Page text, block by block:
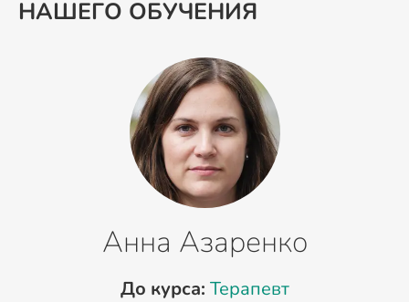
НАШЕГО ОБУЧЕНИЯ
Анна Азаренко
До курса: Терапевт